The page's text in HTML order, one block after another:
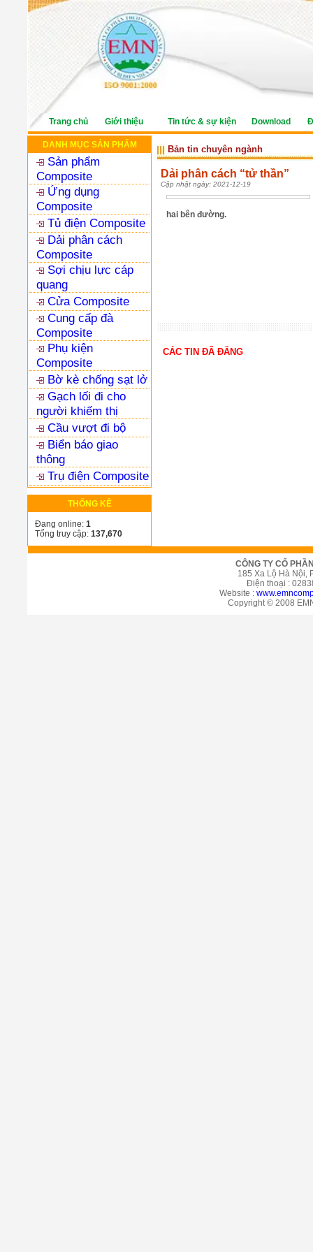
Trang chủ Giới thiệu Tin tức & sự kiện Download
DANH MỤC SẢN PHẨM
Sản phẩm
Composite
Ứng dụng
Composite
Tủ điện Composite
Dải phân cách
Composite
Sợi chịu lực cáp
quang
Cửa Composite
Cung cấp đà
Composite
Phụ kiện
Composite
Bờ kè chống sạt lở
Gạch lối đi cho
người khiếm thị
Cầu vượt đi bộ
Biển báo giao
thông
Trụ điện Composite
THỐNG KÊ
Đang online: 1
Tổng truy cập: 137,670
Bản tin chuyên ngành
Dải phân cách “tử thần”
Cập nhật ngày: 2021-12-19
hai bên đường.
CÁC TIN ĐÃ ĐĂNG
CÔNG TY CỔ
185 Xa Lộ Hà Nội,
Điện thoại :
Website :
Copyright © 2008